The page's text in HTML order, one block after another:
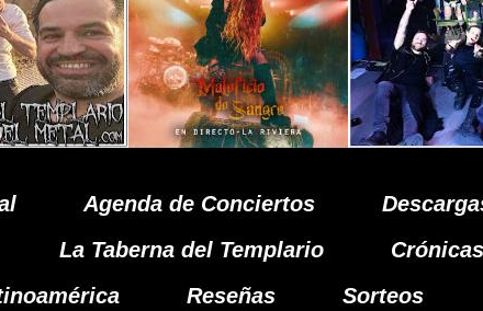
Agenda de Conciertos
La Taberna del Templario Crónicas
Reseñas Sorteos